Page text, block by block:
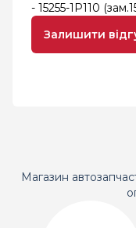
- 15255-1P110
Залишити
Магазин